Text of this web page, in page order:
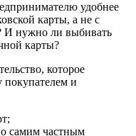
удобнее
карты, а не с
И нужно ли выбивать
карты?
которое
покупателем и
самим частным